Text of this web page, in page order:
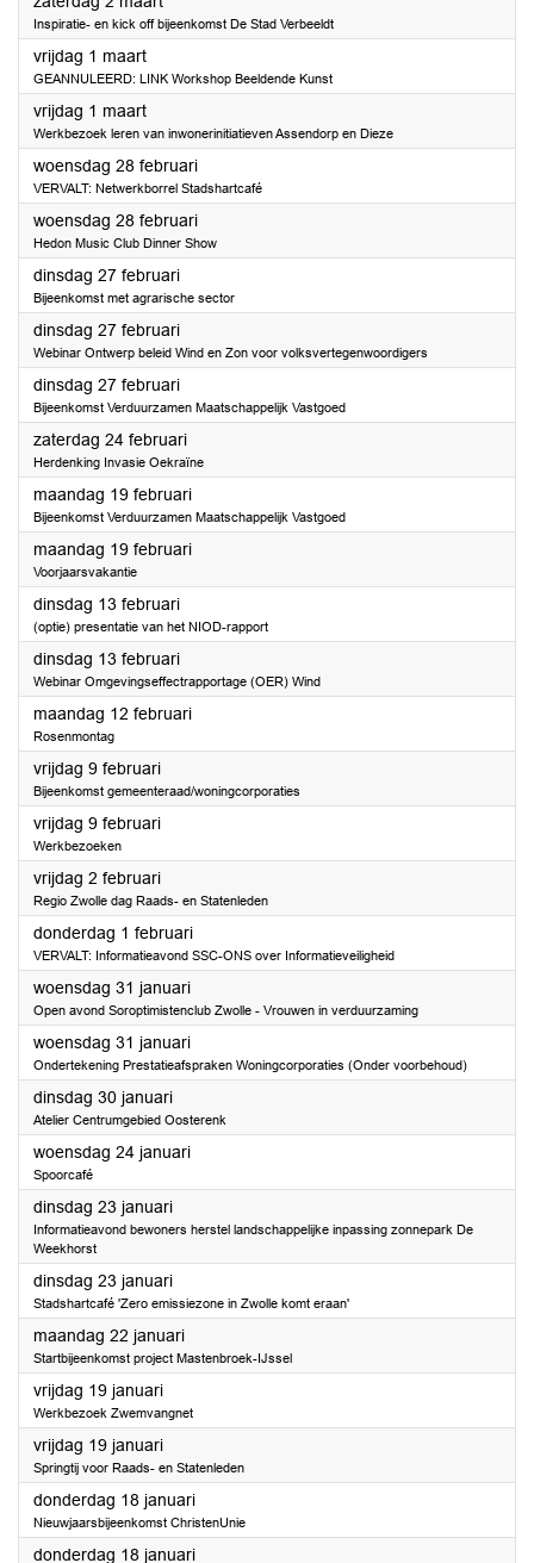
Inspiratie- en kick off bijeenkomst De Stad Verbeeldt
vrijdag 1 maart2024
GEANNULEERD: LINK Workshop Beeldende Kunst
vrijdag 1 maart2024
Werkbezoek leren van inwonerinitiatieven Assendorp en Dieze
woensdag 28 februari2024
VERVALT: Netwerkborrel Stadshartcafé
woensdag 28 februari2024
Hedon Music Club Dinner Show
dinsdag 27 februari2024
Bijeenkomst met agrarische sector
dinsdag 27 februari2024
Webinar Ontwerp beleid Wind en Zon voor volksvertegenwoordigers
dinsdag 27 februari2024
Bijeenkomst Verduurzamen Maatschappelijk Vastgoed
zaterdag 24 februari2024
Herdenking Invasie Oekraïne
maandag 19 februari2024
Bijeenkomst Verduurzamen Maatschappelijk Vastgoed
maandag 19 februari2024
Voorjaarsvakantie
dinsdag 13 februari2024
(optie) presentatie van het NIOD-rapport
dinsdag 13 februari2024
Webinar Omgevingseffectrapportage (OER) Wind
maandag 12 februari2024
Rosenmontag
vrijdag 9 februari2024
Bijeenkomst gemeenteraad/woningcorporaties
vrijdag 9 februari2024
Werkbezoeken
vrijdag 2 februari2024
Regio Zwolle dag Raads- en Statenleden
donderdag 1 februari2024
VERVALT: Informatieavond SSC-ONS over Informatieveiligheid
woensdag 31 januari2024
Open avond Soroptimistenclub Zwolle - Vrouwen in verduurzaming
woensdag 31 januari2024
Ondertekening Prestatieafspraken Woningcorporaties (Onder voorbehoud)
dinsdag 30 januari2024
Atelier Centrumgebied Oosterenk
woensdag 24 januari2024
Spoorcafé
dinsdag 23 januari2024
Informatieavond bewoners herstel landschappelijke inpassing zonnepark De
Weekhorst
dinsdag 23 januari2024
Stadshartcafé 'Zero emissiezone in Zwolle komt eraan'
maandag 22 januari2024
Startbijeenkomst project Mastenbroek-IJssel
vrijdag 19 januari2024
Werkbezoek Zwemvangnet
vrijdag 19 januari2024
Springtij voor Raads- en Statenleden
donderdag 18 januari2024
Nieuwjaarsbijeenkomst ChristenUnie
donderdag 18 januari2024